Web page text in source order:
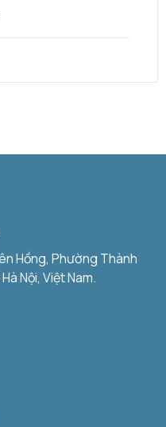
Hồng, Phường Thành
Nội, Việt Nam.